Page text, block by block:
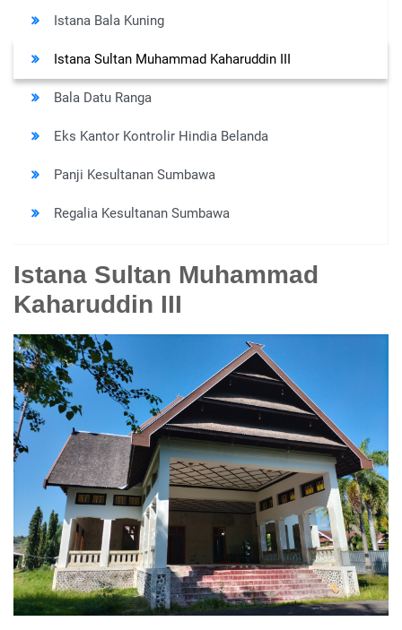
Istana Bala Kuning
Istana Sultan Muhammad Kaharuddin III
Bala Datu Ranga
Eks Kantor Kontrolir Hindia Belanda
Panji Kesultanan Sumbawa
Regalia Kesultanan Sumbawa
Istana Sultan Muhammad
Kaharuddin III